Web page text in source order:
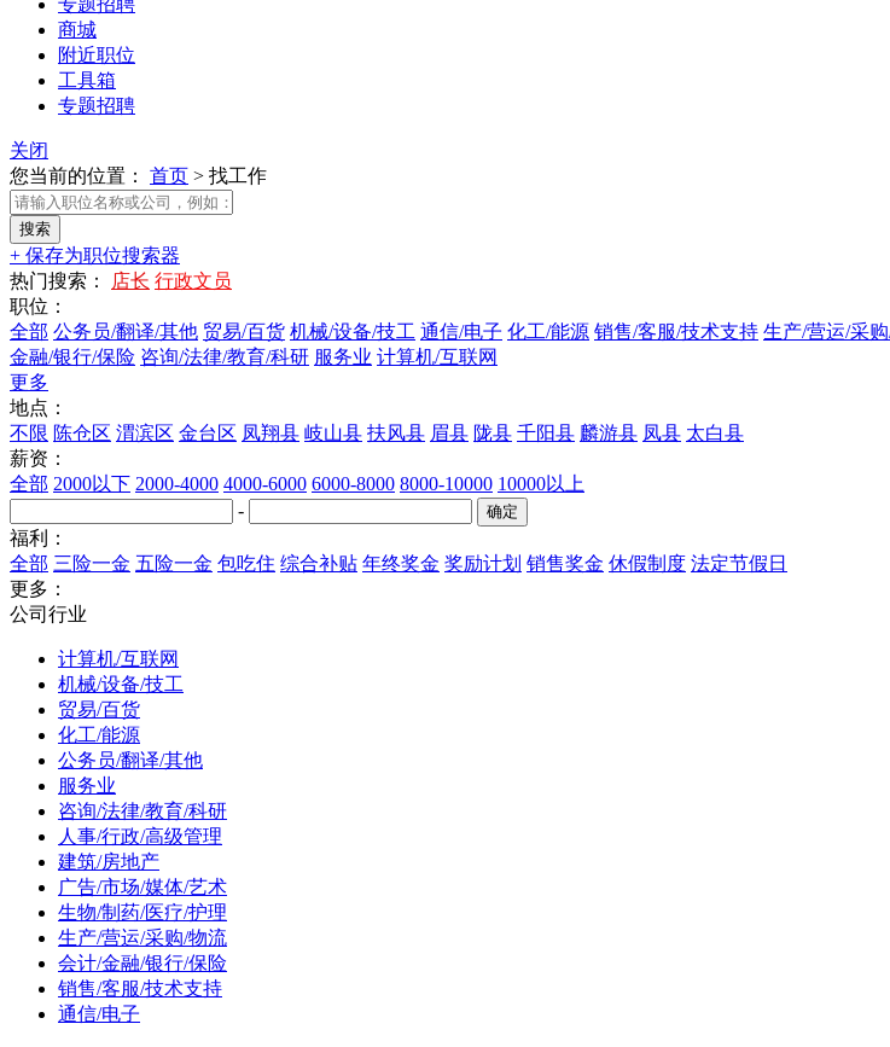
专题招聘
商城
附近职位
工具箱
专题招聘
关闭
您当前的位置： 首页 > 找工作
+ 保存为职位搜索器
热门搜索：
店长 行政文员
职位：
全部 公务员/翻译/其他 贸易/百货 机械/设备/技工 通信/电子 化工/能源 销售/客服/技术支持 生产/营运/采
金融/银行/保险 咨询/法律/教育/科研 服务业 计算机/互联网
更多
地点：
不限 陈仓区 渭滨区 金台区 凤翔县 岐山县 扶风县 眉县 陇县 千阳县 麟游县 凤县 太白县
薪资：
全部 2000以下 2000-4000 4000-6000 6000-8000 8000-10000 10000以上
-
福利：
全部 三险一金 五险一金 包吃住 综合补贴 年终奖金 奖励计划 销售奖金 休假制度 法定节假日
更多：
公司行业
计算机/互联网
机械/设备/技工
贸易/百货
化工/能源
公务员/翻译/其他
服务业
咨询/法律/教育/科研
人事/行政/高级管理
建筑/房地产
广告/市场/媒体/艺术
生物/制药/医疗/护理
生产/营运/采购/物流
会计/金融/银行/保险
销售/客服/技术支持
通信/电子